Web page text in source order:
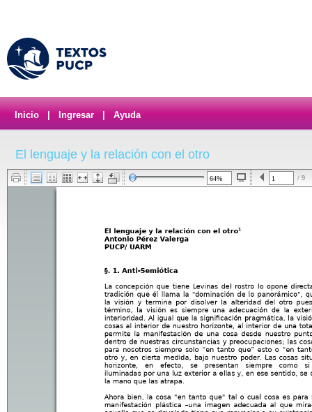
Inicio Ingresar Ayuda
El lenguaje y la relación con el otro
/ 9